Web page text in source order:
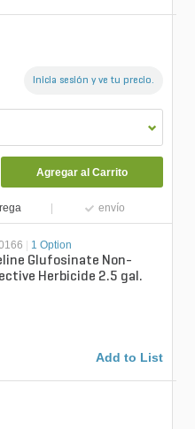
Inicia sesión y ve tu precio.
Agregar al Carrito
envío
| 1 Option
Glufosinate Non-
Herbicide 2.5 gal.
Add to List